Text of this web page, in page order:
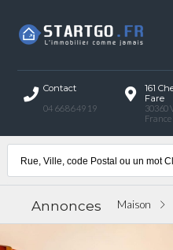
Contact
04 66 86 49 19
161
Fare
30360
France
Annonces Maison